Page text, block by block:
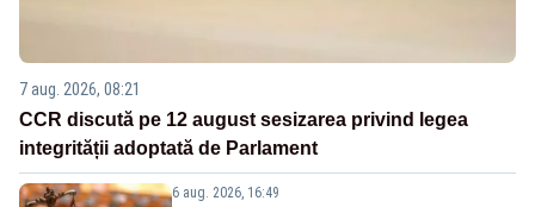
7 aug. 2026, 08:21
CCR discută pe 12 august sesizarea privind legea
integrității adoptată de Parlament
6 aug. 2026, 16:49